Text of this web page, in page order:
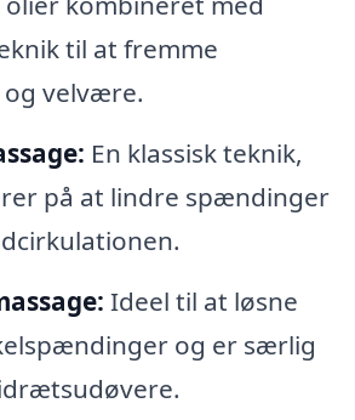
til at fremme
velvære.
En klassisk teknik,
på at lindre spændinger
Ideel til at løsne
og er særlig